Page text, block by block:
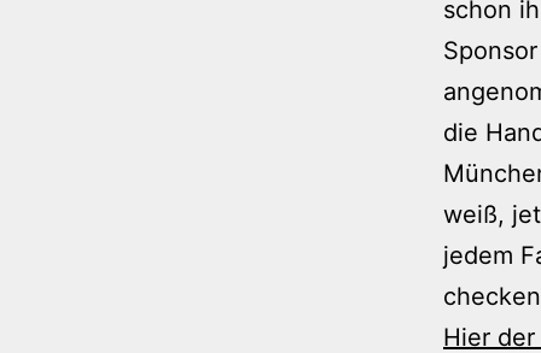
schon
die
weiß,
jedem
Hier